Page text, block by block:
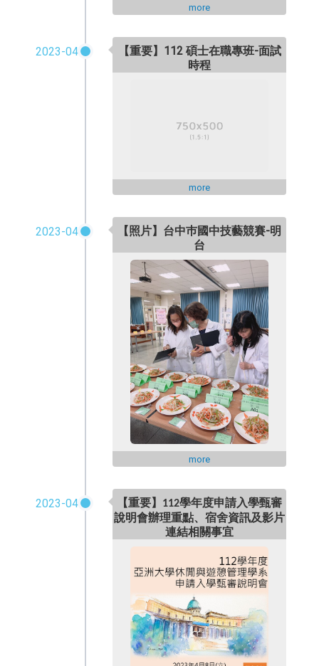
more
2023-04
【重要】112 碩士在職專班-面試
時程
more
2023-04
【照片】台中巿國中技藝競賽-明
台
more
2023-04 【重要】112學年度申請入學甄審
說明會辦理重點、宿舍資訊及影片
連結相關事宜